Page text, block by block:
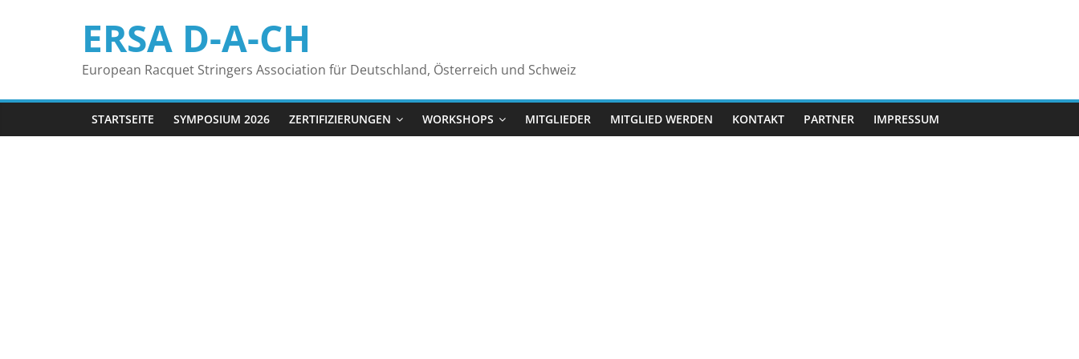
ERSA D-A-CH
European Racquet Stringers Association für Deutschland, Österreich und Schweiz
STARTSEITE SYMPOSIUM 2026 ZERTIFIZIERUNGEN WORKSHOPS MITGLIEDER MITGLIED WERDEN KONTAKT PARTNER IMPRESSUM